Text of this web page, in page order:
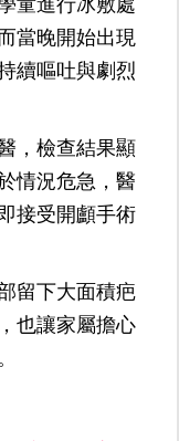
當晚開始出現
續嘔吐與劇烈
，檢查結果顯
情況危急，醫
接受開顱手術
留下大面積疤
也讓家屬擔心